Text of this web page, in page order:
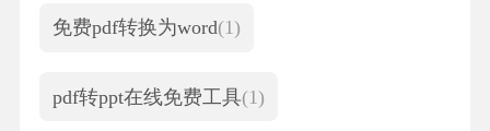
免费pdf转换为word(1)
pdf转ppt在线免费工具(1)